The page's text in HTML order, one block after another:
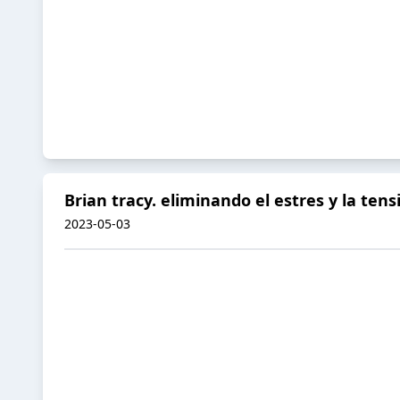
Brian tracy. eliminando el estres y la
2023-05-03